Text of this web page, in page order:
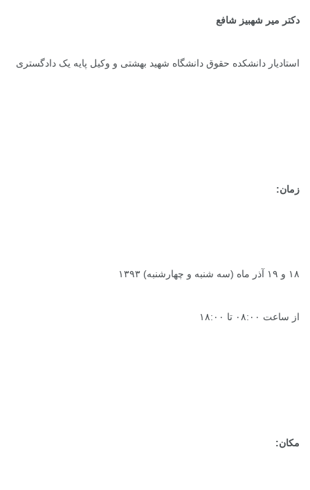
دکتر میر شهبیز شافع
استادیار دانشکده حقوق دانشگاه شهید بهشتی و وکیل پایه یک دادگستری
زمان:
۱۸ و ۱۹ آذر ماه (سه شنبه و چهارشنبه) ۱۳۹۳
از ساعت ۰۸:۰۰ تا ۱۸:۰۰
مکان: